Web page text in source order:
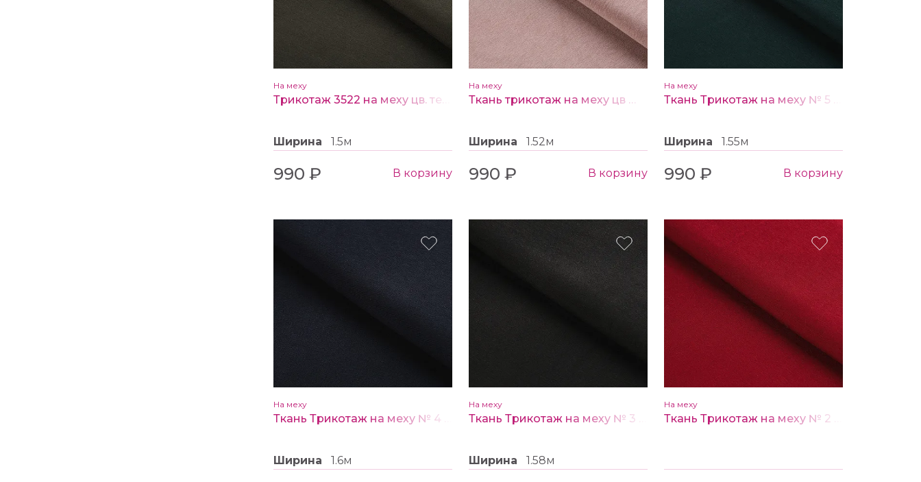
На меху
Ширина 1.5м
990 ₽ В корзину
На меху
Ткань трикотаж на меху цв № 3 бежевый
Ширина 1.52м
990 ₽ В корзину
На меху
Ширина 1.55м
990 ₽ В корзину
На меху
Ширина 1.6м
На меху
Ширина 1.58м
На меху